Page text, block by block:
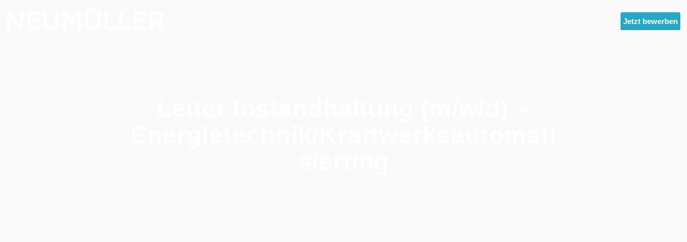
Jetzt bewerben